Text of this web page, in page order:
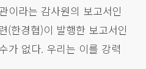
이라는 감사원의 보고서인
(한경협)이 발행한 보고서인
가 없다. 우리는 이를 강력